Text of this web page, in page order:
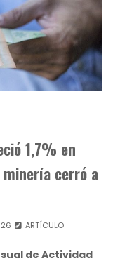
1,7% en
cerró a
ARTÍCULO
de Actividad